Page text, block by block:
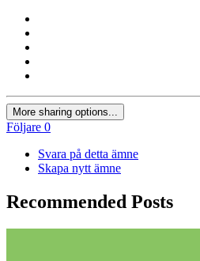
More sharing options...
Följare 0
Svara på detta ämne
Skapa nytt ämne
Recommended Posts